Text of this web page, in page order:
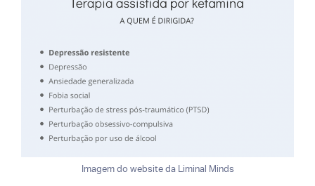
Imagem do website da Liminal Minds